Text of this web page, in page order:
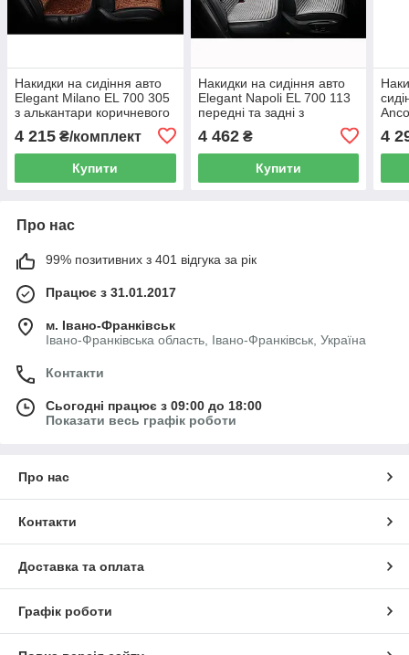
Накидки на сидіння авто
Elegant Milano EL 700 305
з алькантари коричневого
4 215 ₴/комплект
Купити
Накидки на сидіння авто
Elegant Napoli EL 700 113
передні та задні з
4 462₴
Купити
4
Про нас
99% позитивних з 401 відгука за рік
Працює з 31.01.2017
м. Івано-Франківськ
Івано-Франківська область, Івано-Франківськ, Україна
Контакти
Сьогодні працює з 09:00 до 18:00
Показати весь графік роботи
Про нас
Контакти
Доставка та оплата
Графік роботи